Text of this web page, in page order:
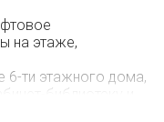
на этаже,
6-ти этажного дома,
библиотеку и